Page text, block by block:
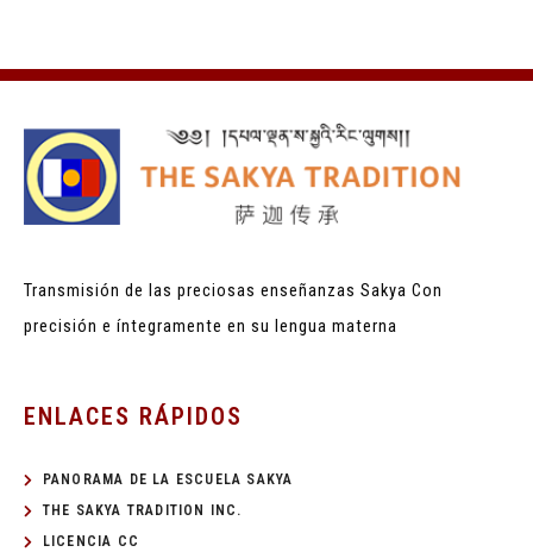
Transmisión de las preciosas enseñanzas Sakya Con
precisión e íntegramente en su lengua materna
ENLACES RÁPIDOS
PANORAMA DE LA ESCUELA SAKYA
THE SAKYA TRADITION INC.
LICENCIA CC